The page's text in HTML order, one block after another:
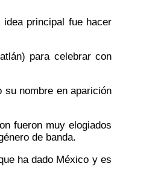
principal fue hacer
para celebrar con
su nombre en aparición
fueron muy elogiados
de banda.
ha dado México y es